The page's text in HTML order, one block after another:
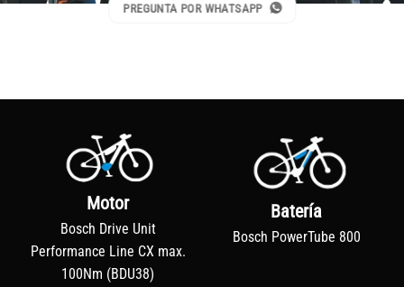
PREGUNTA POR WHATSAPP
Motor
Bosch Drive Unit
Performance Line CX max.
100Nm (BDU38)
Batería
Bosch PowerTube 800